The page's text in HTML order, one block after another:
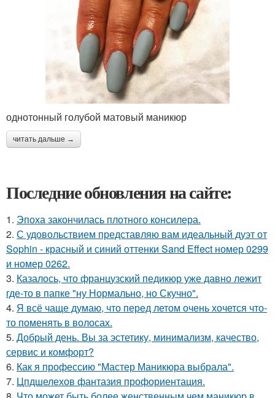
однотонный голубой матовый маникюр
читать дальше →
Последние обновления на сайте:
1. Эпоха закончилась плотного консилера.
2. С удовольствием представляю вам идеальный дуэт от
Sophin - красный и синий оттенки Sand Effect номер 0299
и номер 0262.
3. Казалось, что французский педикюр уже давно лежит
где-то в папке "ну Нормально, но Скучно".
4. Я всё чаще думаю, что перед летом очень хочется что-
то поменять в волосах.
5. Добрый день. Вы за эстетику, минимализм, качество,
сервис и комфорт?
6. Как я профессию "Мастер Маникюра выбрала".
7. Цпдшелехов фантазия профориентация.